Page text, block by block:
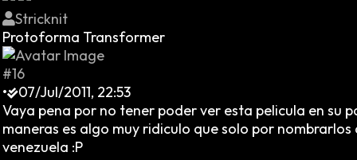
Stricknit
Protoforma Transformer
#16
•
07/Jul/2011, 22:53
Vaya pena por no tener poder ver esta pelicula en su
maneras es algo muy ridiculo que solo por
venezuela :P